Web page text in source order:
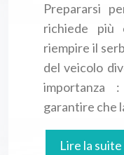
Prepararsi
richiede
riempire il
del veicolo
importanza
garantire che
Lire la suite